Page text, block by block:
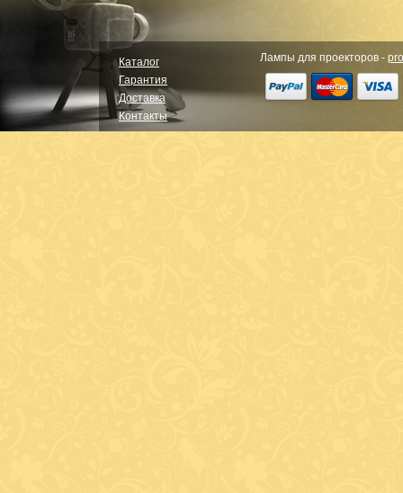
Каталог
Гарантия
Доставка
Контакты
Лампы для проекторов -